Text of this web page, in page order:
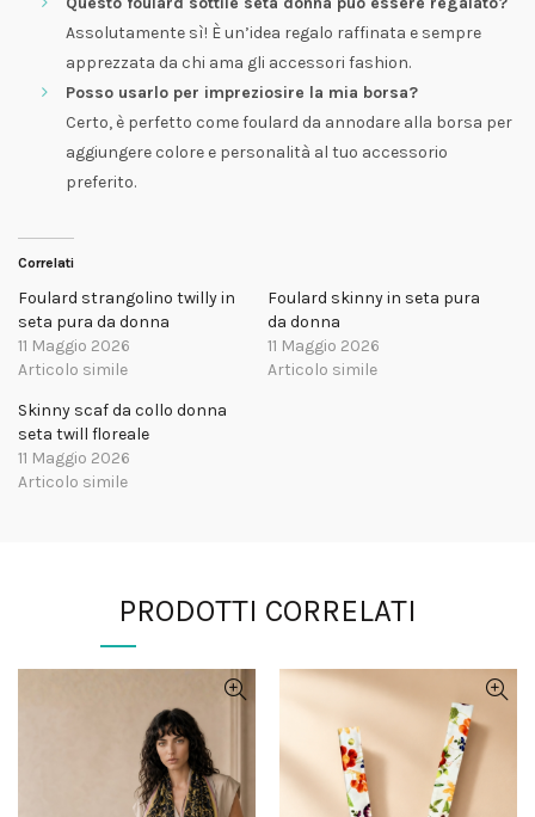
Assolutamente sì! È un’idea regalo raffinata e sempre
apprezzata da chi ama gli accessori fashion.
Posso usarlo per impreziosire la mia borsa?
Certo, è perfetto come foulard da annodare alla borsa per
aggiungere colore e personalità al tuo accessorio
preferito.
Correlati
Foulard strangolino twilly in
seta pura da donna
11 Maggio 2026
Articolo simile
Foulard skinny in seta pura
da donna
11 Maggio 2026
Articolo simile
Skinny scaf da collo donna
seta twill floreale
11 Maggio 2026
Articolo simile
PRODOTTI CORRELATI